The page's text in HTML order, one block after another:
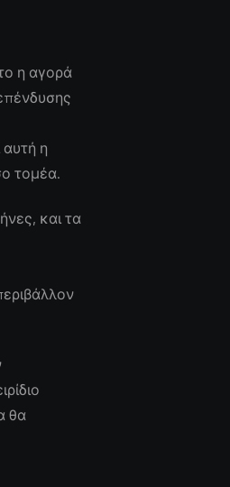
η αγορά
η
τομέα.
και τα
θα